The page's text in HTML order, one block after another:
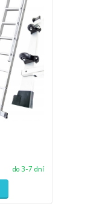
do 3-7 dní